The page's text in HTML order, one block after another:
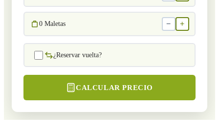
0 Maletas − +
¿Reservar vuelta?
CALCULAR PRECIO